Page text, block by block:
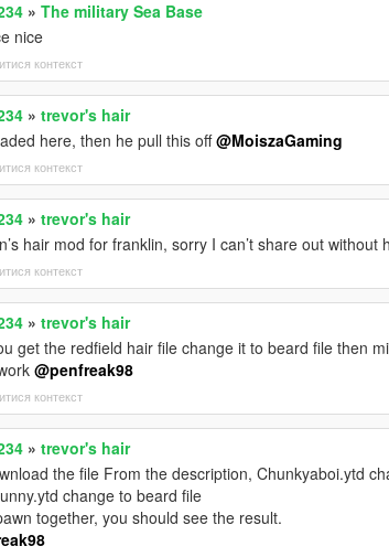
»The military Sea Base
nice
контекст
»trevor's hair
here, then he pull this off@MoiszaGaming
контекст
»trevor's hair
hair mod for franklin, sorry I can’t share out
контекст
»trevor's hair
get the redfield hair file change it to beard file then
@penfreak98
контекст
»trevor's hair
the file From the description, Chunkyaboi.ytd
change to beard file
together, you should see the result.